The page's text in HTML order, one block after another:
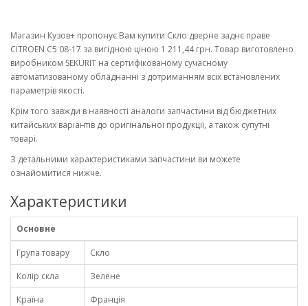
Магазин Кузов+ пропонує Вам купити Скло дверне заднє праве
CITROEN C5 08-17 за вигідною ціною 1 211,44 грн. Товар виготовлено
виробником SEKURIT на сертифікованому сучасному
автоматизованому обладнанні з дотриманням всіх встановлених
параметрів якості.
Крім того завжди в наявності аналоги запчастини від бюджетних
китайських варіантів до оригінальної продукції, а також супутні
товарі.
З детальними характеристиками запчастини ви можете
ознайомитися нижче.
Характеристики
Основне
Група товару
Скло
Колір скла
Зелене
Країна
Франція